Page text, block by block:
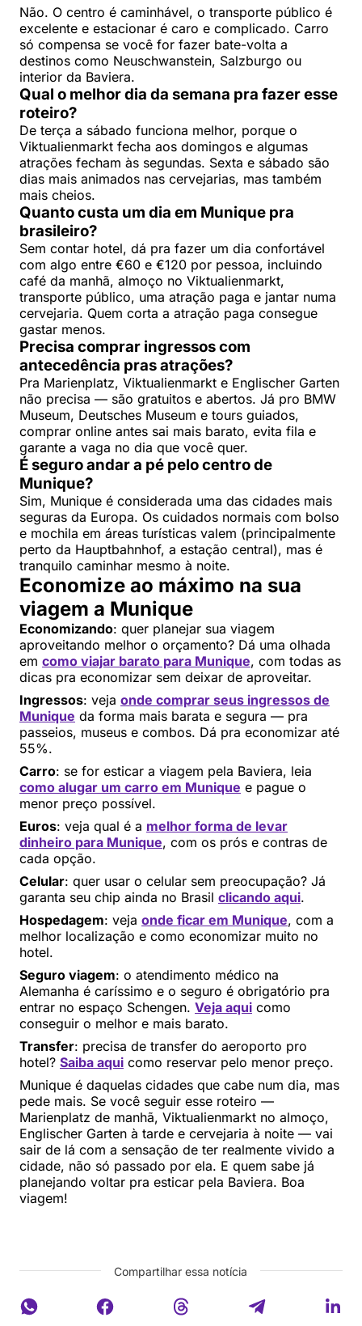
Não. O centro é caminhável, o transporte público é
excelente e estacionar é caro e complicado. Carro
só compensa se você for fazer bate-volta a
destinos como Neuschwanstein, Salzburgo ou
interior da Baviera.
Qual o melhor dia da semana pra fazer esse
roteiro?
De terça a sábado funciona melhor, porque o
Viktualienmarkt fecha aos domingos e algumas
atrações fecham às segundas. Sexta e sábado são
dias mais animados nas cervejarias, mas também
mais cheios.
Quanto custa um dia em Munique pra
brasileiro?
Sem contar hotel, dá pra fazer um dia confortável
com algo entre €60 e €120 por pessoa, incluindo
café da manhã, almoço no Viktualienmarkt,
transporte público, uma atração paga e jantar numa
cervejaria. Quem corta a atração paga consegue
gastar menos.
Precisa comprar ingressos com
antecedência pras atrações?
Pra Marienplatz, Viktualienmarkt e Englischer Garten
não precisa — são gratuitos e abertos. Já pro BMW
Museum, Deutsches Museum e tours guiados,
comprar online antes sai mais barato, evita fila e
garante a vaga no dia que você quer.
É seguro andar a pé pelo centro de
Munique?
Sim, Munique é considerada uma das cidades mais
seguras da Europa. Os cuidados normais com bolso
e mochila em áreas turísticas valem (principalmente
perto da Hauptbahnhof, a estação central), mas é
tranquilo caminhar mesmo à noite.
Economize ao máximo na sua
viagem a Munique
Economizando: quer planejar sua viagem
aproveitando melhor o orçamento? Dá uma olhada
em como viajar barato para Munique, com todas as
dicas pra economizar sem deixar de aproveitar.
Ingressos: veja onde comprar seus ingressos de
Munique da forma mais barata e segura — pra
passeios, museus e combos. Dá pra economizar até
55%.
Carro: se for esticar a viagem pela Baviera, leia
como alugar um carro em Munique e pague o
menor preço possível.
Euros: veja qual é a melhor forma de levar
dinheiro para Munique, com os prós e contras de
cada opção.
Celular: quer usar o celular sem preocupação? Já
garanta seu chip ainda no Brasil clicando aqui.
Hospedagem: veja onde ficar em Munique, com a
melhor localização e como economizar muito no
hotel.
Seguro viagem: o atendimento médico na
Alemanha é caríssimo e o seguro é obrigatório pra
entrar no espaço Schengen. Veja aqui como
conseguir o melhor e mais barato.
Transfer: precisa de transfer do aeroporto pro
hotel? Saiba aqui como reservar pelo menor preço.
Munique é daquelas cidades que cabe num dia, mas
pede mais. Se você seguir esse roteiro —
Marienplatz de manhã, Viktualienmarkt no almoço,
Englischer Garten à tarde e cervejaria à noite — vai
sair de lá com a sensação de ter realmente vivido a
cidade, não só passado por ela. E quem sabe já
planejando voltar pra esticar pela Baviera. Boa
viagem!
Compartilhar essa notícia